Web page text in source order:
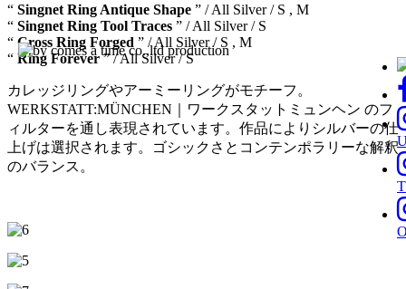
T
“ Singnet Ring Antique Shape ” / All Silver / S , M
“ Singnet Ring Tool Traces ” / All Silver / S
“ Cross Ring Forged ” / All Silver / S , M
“ Ring Forever” / All Silver / S
カレッジリングやアーミーリングがモチーフ。
WERKSTATT:MÜNCHEN｜ワークスタットミュンヘン のフ
ィルターを通し表現されています。作品によりシルバーの仕
上げは選択されます。ゴシックさとコンテンポラリーな解釈
のバランス。